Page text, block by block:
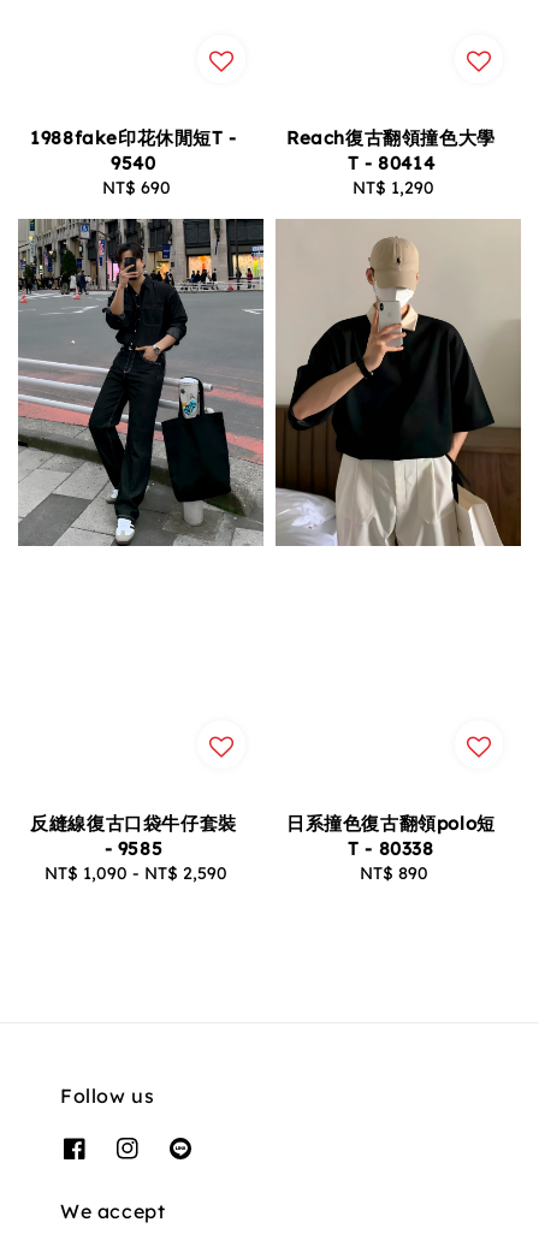
1988fake印花休閒短T -
9540
Regular
NT$ 690
Reach復古翻領撞色大學
T - 80414
Regular
NT$ 1,290
反縫線復古口袋牛仔套裝
- 9585
Regular
NT$ 1,090 - NT$ 2,590
日系撞色復古翻領polo短
T - 80338
Regular
NT$ 890
Follow us
We accept